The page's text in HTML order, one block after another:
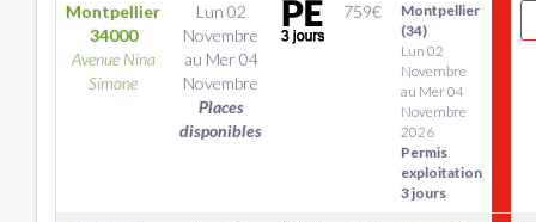
Montpellier
34000
Avenue Nina
Simone
Lun 02
Novembre
au Mer 04
Novembre
Places
disponibles
759€
Montpellier
(34)
Lun 02
Novembre
au Mer 04
Novembre
2026
Permis
exploitation
3 jours